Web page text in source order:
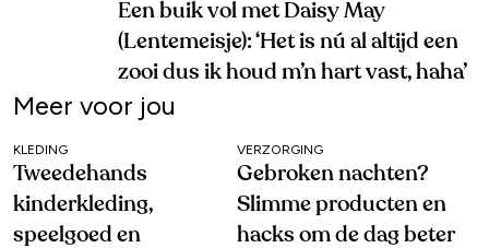
Een buik vol met Daisy May
(Lentemeisje): ‘Het is nú al altijd een
zooi dus ik houd m’n hart vast, haha’
Meer voor jou
KLEDING
Tweedehands
kinderkleding,
speelgoed en
VERZORGING
Gebroken nachten?
Slimme producten en
hacks om de dag beter